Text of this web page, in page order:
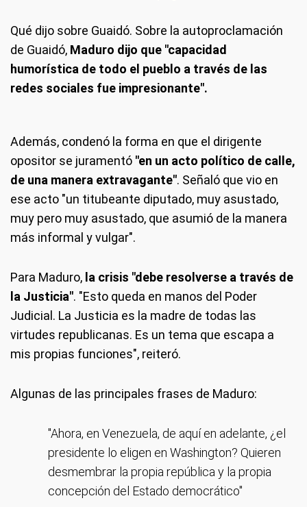
Qué dijo sobre Guaidó. Sobre la autoproclamación
de Guaidó, Maduro dijo que "capacidad
humorística de todo el pueblo a través de las
redes sociales fue impresionante".
Además, condenó la forma en que el dirigente
opositor se juramentó "en un acto político de calle,
de una manera extravagante". Señaló que vio en
ese acto "un titubeante diputado, muy asustado,
muy pero muy asustado, que asumió de la manera
más informal y vulgar".
Para Maduro, la crisis "debe resolverse a través de
la Justicia". "Esto queda en manos del Poder
Judicial. La Justicia es la madre de todas las
virtudes republicanas. Es un tema que escapa a
mis propias funciones", reiteró.
Algunas de las principales frases de Maduro:
"Ahora, en Venezuela, de aquí en adelante, ¿el
presidente lo eligen en Washington? Quieren
desmembrar la propia república y la propia
concepción del Estado democrático"